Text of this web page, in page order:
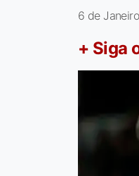
6 de
+ Siga